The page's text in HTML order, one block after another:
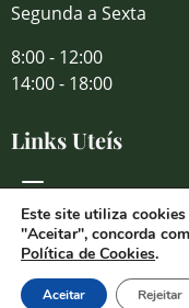
Segunda a Sexta
8:00 - 12:00
14:00 - 18:00
Links Uteís
Redes Sociais
Este site utiliza
"Aceitar", concorda
Política de Cookies.
Aceitar Rejeitar